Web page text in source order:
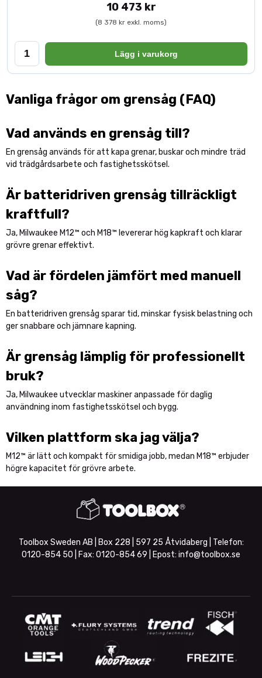
10 473 kr
(8 378 kr exkl. moms)
Lägg i varukorg
Vanliga frågor om grensåg (FAQ)
Vad används en grensåg till?
En grensåg används för att kapa grenar, buskar och mindre träd
vid trädgårdsarbete och fastighetsskötsel.
Är batteridriven grensåg tillräckligt
kraftfull?
Ja, Milwaukee M12™ och M18™ levererar hög kapkraft och klarar
grövre grenar effektivt.
Vad är fördelen jämfört med manuell
såg?
En batteridriven grensåg sparar tid, minskar fysisk belastning och
ger snabbare och jämnare kapning.
Är grensåg lämplig för professionellt
bruk?
Ja, Milwaukee utvecklar maskiner anpassade för daglig
användning inom fastighetsskötsel och bygg.
Vilken plattform ska jag välja?
M12™ är lätt och kompakt för smidiga jobb, medan M18™ erbjuder
högre kapacitet för grövre arbete.
Toolbox Sweden AB | Box 228 | 597 25 Åtvidaberg | Telefon:
0120-854 50 | Fax: 0120-854 69 | Epost: info@toolbox.se